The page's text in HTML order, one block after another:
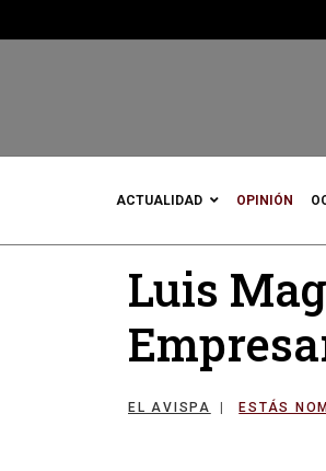
ACTUALIDAD OPINIÓN
Luis
EL AVISPA ESTÁS